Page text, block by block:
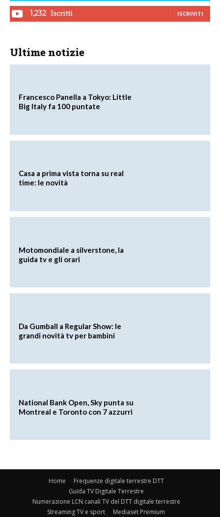
1,232 Iscritti ISCRIVITI
Ultime notizie
Francesco Panella a Tokyo: Little
Big Italy fa 100 puntate
Casa a prima vista torna su real
time: le novità
Motomondiale a silverstone, la
guida tv e gli orari
Da Gumball a Regular Show: le
grandi novità tv per bambini
National Bank Open, Sky punta su
Montreal e Toronto con 7 azzurri
Home
Frequenze digitale terrestre DTT
Guida TV Digitale Terrestre
Numerazione LCN canali TV del DTT digitale terrestre
Streaming TV e sport
Mediaset Premium